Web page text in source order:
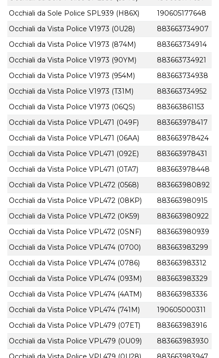
Occhiali da Sole Police SPL939 (H86X)
190605177648
Occhiali da Vista Police V1973 (0U28)
883663734907
Occhiali da Vista Police V1973 (874M)
883663734914
Occhiali da Vista Police V1973 (90YM)
883663734921
Occhiali da Vista Police V1973 (954M)
883663734938
Occhiali da Vista Police V1973 (T31M)
883663734952
Occhiali da Vista Police V1973 (06QS)
883663861153
Occhiali da Vista Police VPL471 (049F)
883663978417
Occhiali da Vista Police VPL471 (06AA)
883663978424
Occhiali da Vista Police VPL471 (092E)
883663978431
Occhiali da Vista Police VPL471 (0TA7)
883663978448
Occhiali da Vista Police VPL472 (0568)
883663980892
Occhiali da Vista Police VPL472 (08KP)
883663980915
Occhiali da Vista Police VPL472 (0K59)
883663980922
Occhiali da Vista Police VPL472 (0SNF)
883663980939
Occhiali da Vista Police VPL474 (0700)
883663983299
Occhiali da Vista Police VPL474 (0786)
883663983312
Occhiali da Vista Police VPL474 (093M)
883663983329
Occhiali da Vista Police VPL474 (4ATM)
883663983336
Occhiali da Vista Police VPL474 (741M)
190605000311
Occhiali da Vista Police VPL479 (07ET)
883663983916
Occhiali da Vista Police VPL479 (0U09)
883663983930